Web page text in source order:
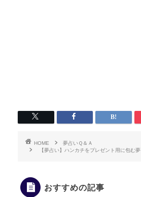
HOME
夢占いＱ＆Ａ
【夢占い】ハンカチをプレゼント用に包む夢
おすすめの記事